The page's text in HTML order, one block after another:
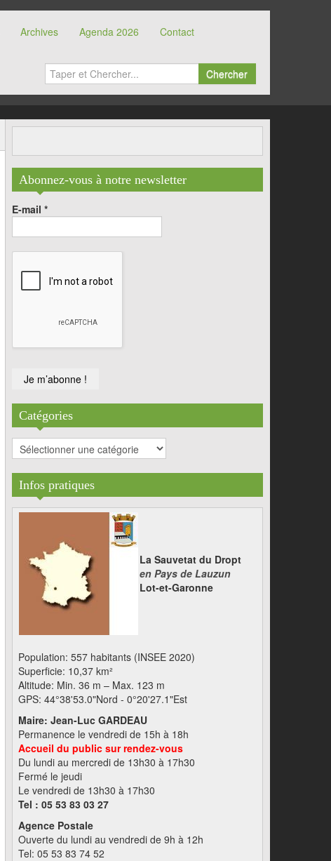
Archives Agenda 2026 Contact
Chercher
Abonnez-vous à notre newsletter
E-mail *
Catégories
Catégories
Infos pratiques
La Sauvetat du Dropt
en Pays de Lauzun
Lot-et-Garonne
Population: 557 habitants (INSEE 2020)
Superficie: 10,37 km²
Altitude: Min. 36 m – Max. 123 m
GPS: 44°38'53.0"Nord - 0°20'27.1"Est
Maire: Jean-Luc GARDEAU
Permanence le vendredi de 15h à 18h
Accueil du public sur rendez-vous
Du lundi au mercredi de 13h30 à 17h30
Fermé le jeudi
Le vendredi de 13h30 à 17h30
Tel : 05 53 83 03 27
Agence Postale
Ouverte du lundi au vendredi de 9h à 12h
Tel: 05 53 83 74 52